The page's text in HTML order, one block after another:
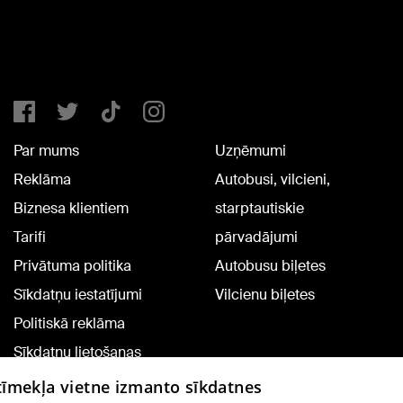
Par mums
Reklāma
Biznesa klientiem
Tarifi
Privātuma politika
Sīkdatņu iestatījumi
Politiskā reklāma
Sīkdatņu lietošanas
noteikumi
Uzņēmumi
Autobusi, vilcieni,
starptautiskie
pārvadājumi
Autobusu biļetes
Vilcienu biļetes
vietne izmanto sīkdatnes